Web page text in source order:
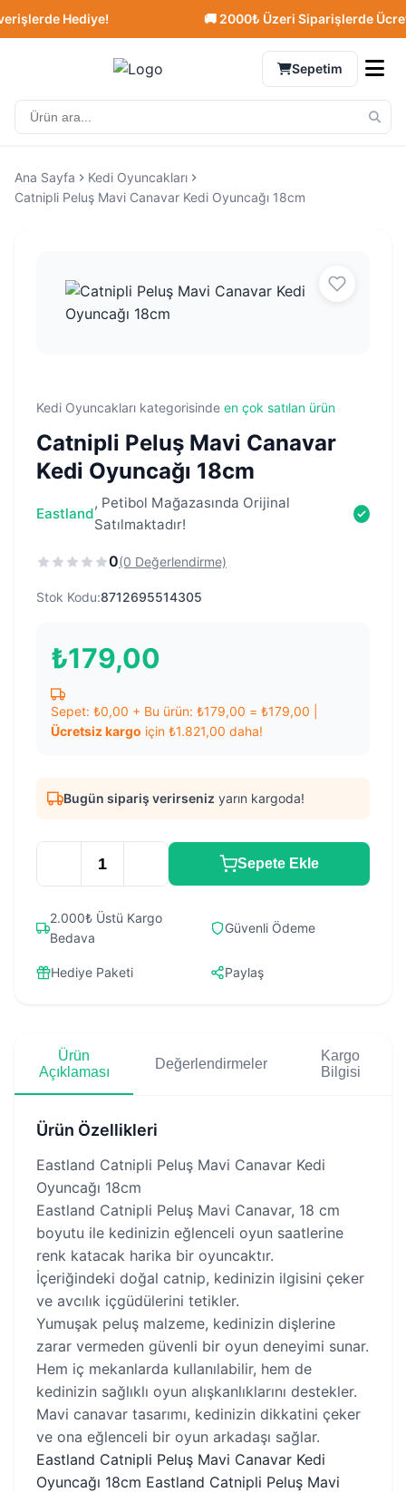
Hediye! 🚚 2000₺ Üzeri Siparişlerde
Sepetim
Ana Sayfa
Kedi Oyuncakları
Catnipli Peluş Mavi Canavar Kedi Oyuncağı 18cm
Kedi Oyuncakları kategorisinde en çok satılan ürün
Catnipli Peluş Mavi Canavar
Kedi Oyuncağı 18cm
Eastland
, Petibol Mağazasında Orijinal
Satılmaktadır!
0(0 Değerlendirme)
Stok Kodu:8712695514305
₺179,00
Sepet: ₺0,00 + Bu ürün: ₺179,00 = ₺179,00
Ücretsiz kargo için ₺1.821,00 daha!
Bugün sipariş verirseniz yarın kargoda!
Sepete Ekle
2.000₺ Üstü Kargo
Bedava
Güvenli Ödeme
Hediye Paketi Paylaş
Ürün
Açıklaması
Değerlendirmeler
Kargo
Bilgisi
Ürün Özellikleri
Eastland Catnipli Peluş Mavi Canavar Kedi
Oyuncağı 18cm
Eastland Catnipli Peluş Mavi Canavar, 18 cm
boyutu ile kedinizin eğlenceli oyun saatlerine
renk katacak harika bir oyuncaktır.
İçeriğindeki doğal catnip, kedinizin ilgisini çeker
ve avcılık içgüdülerini tetikler.
Yumuşak peluş malzeme, kedinizin dişlerine
zarar vermeden güvenli bir oyun deneyimi sunar.
Hem iç mekanlarda kullanılabilir, hem de
kedinizin sağlıklı oyun alışkanlıklarını destekler.
Mavi canavar tasarımı, kedinizin dikkatini çeker
ve ona eğlenceli bir oyun arkadaşı sağlar.
Eastland Catnipli Peluş Mavi Canavar Kedi
Oyuncağı 18cm Eastland Catnipli Peluş Mavi